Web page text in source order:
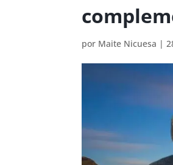
por Maite Nicuesa |